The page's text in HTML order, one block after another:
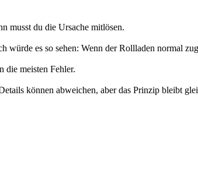
musst du die Ursache mitlösen.
es so sehen: Wenn der Rollladen normal
die meisten Fehler.
können abweichen, aber das Prinzip bleibt